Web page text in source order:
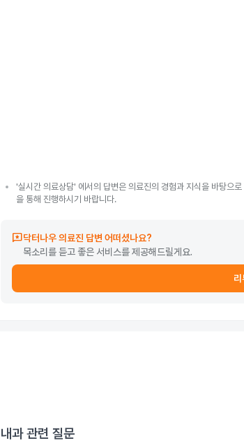
'실시간 의료상담' 에서의 답변은 의료진의 경험과 지식을 바탕으
을 통해 진행하시기 바랍니다.
reviews닥터나우 의료진 답변 어떠셨나요?
목소리를 듣고 좋은 서비스를 제공해드릴게요.
리
내과관련 질문